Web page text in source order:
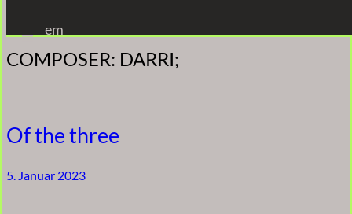
Inhalt
springen
em
COMPOSER: DARRI;
Of the three
5. Januar 2023